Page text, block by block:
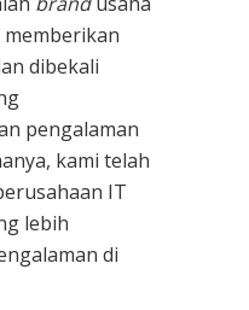
dibekali
pengalaman
kami telah
IT
lebih
di